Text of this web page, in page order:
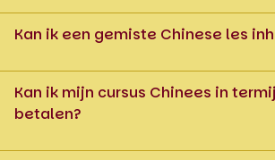
Kan ik een gemiste Chinese les
Kan ik mijn cursus Chinees in
betalen?